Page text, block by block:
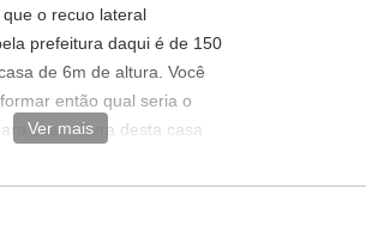
o recuo lateral
prefeitura daqui é de 150
de 6m de altura. Você
então qual seria o
essa altura desta casa
Ver mais